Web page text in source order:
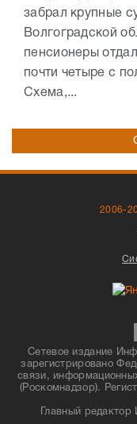
забрал крупные
Волгоградской
пенсионеры
почти четыре с
Схема,...
2006-
Сетевое издание
зарегистрировано
связи,
(Роскомнадзор).
Главный